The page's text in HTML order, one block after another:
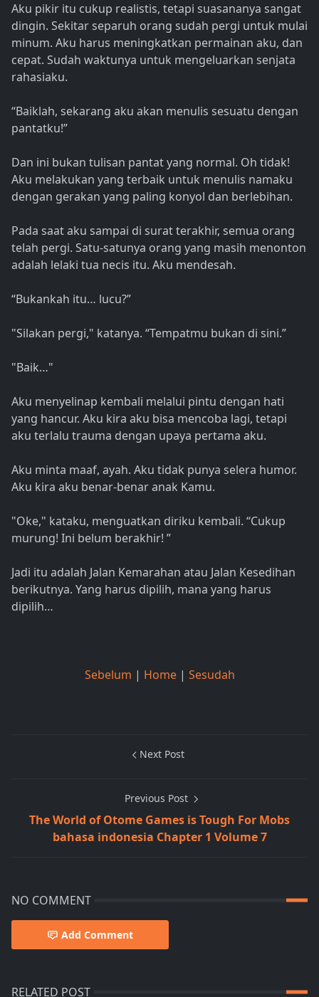
Aku pikir itu cukup realistis, tetapi suasananya sangat
dingin. Sekitar separuh orang sudah pergi untuk mulai
minum. Aku harus meningkatkan permainan aku, dan
cepat. Sudah waktunya untuk mengeluarkan senjata
rahasiaku.
“Baiklah, sekarang aku akan menulis sesuatu dengan
pantatku!”
Dan ini bukan tulisan pantat yang normal. Oh tidak!
Aku melakukan yang terbaik untuk menulis namaku
dengan gerakan yang paling konyol dan berlebihan.
Pada saat aku sampai di surat terakhir, semua orang
telah pergi. Satu-satunya orang yang masih menonton
adalah lelaki tua necis itu. Aku mendesah.
“Bukankah itu… lucu?”
"Silakan pergi," katanya. “Tempatmu bukan di sini.”
"Baik…"
Aku menyelinap kembali melalui pintu dengan hati
yang hancur. Aku kira aku bisa mencoba lagi, tetapi
aku terlalu trauma dengan upaya pertama aku.
Aku minta maaf, ayah. Aku tidak punya selera humor.
Aku kira aku benar-benar anak Kamu.
"Oke," kataku, menguatkan diriku kembali. “Cukup
murung! Ini belum berakhir! ”
Jadi itu adalah Jalan Kemarahan atau Jalan Kesedihan
berikutnya. Yang harus dipilih, mana yang harus
dipilih…
Sebelum | Home | Sesudah
Next Post
Previous Post
The World of Otome Games is Tough For Mobs
bahasa indonesia Chapter 1 Volume 7
NO COMMENT
Add Comment
RELATED POST